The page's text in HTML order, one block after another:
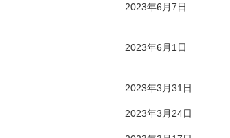
2023年6月7日
2023年6月1日
2023年3月31日
2023年3月24日